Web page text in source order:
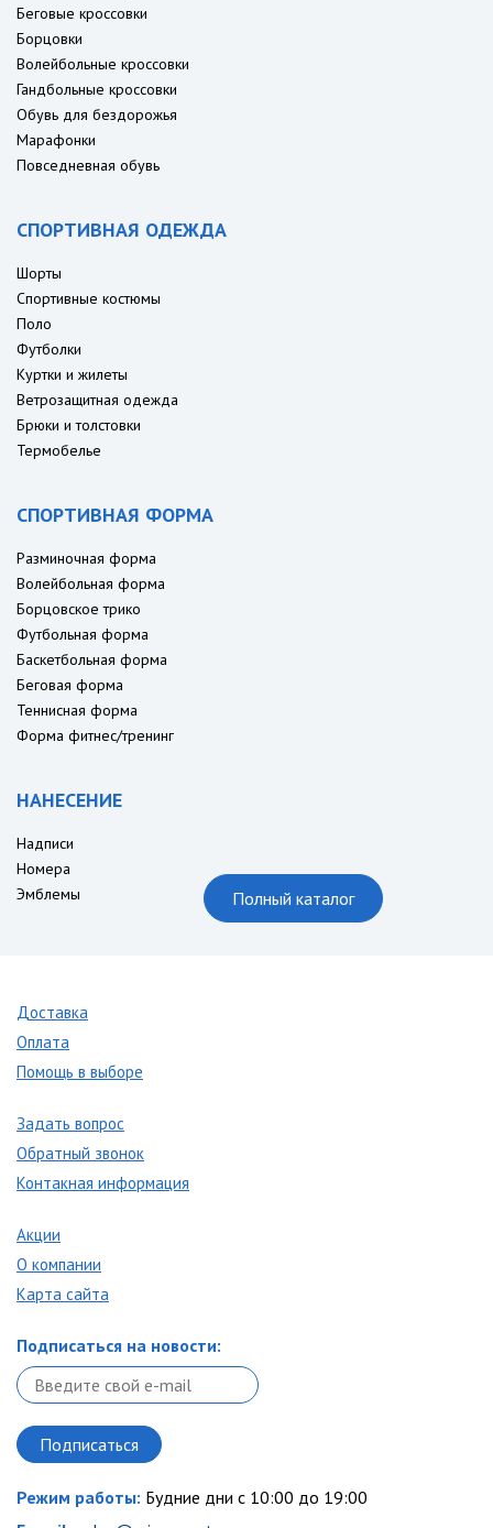
Беговые кроссовки
Борцовки
Волейбольные кроссовки
Гандбольные кроссовки
Обувь для бездорожья
Марафонки
Повседневная обувь
СПОРТИВНАЯ ОДЕЖДА
Шорты
Спортивные костюмы
Поло
Футболки
Куртки и жилеты
Ветрозащитная одежда
Брюки и толстовки
Термобелье
СПОРТИВНАЯ ФОРМА
Разминочная форма
Волейбольная форма
Борцовское трико
Футбольная форма
Баскетбольная форма
Беговая форма
Теннисная форма
Форма фитнес/тренинг
НАНЕСЕНИЕ
Надписи
Номера
Эмблемы
Полный каталог
Доставка
Оплата
Помощь в выборе
Задать вопрос
Обратный звонок
Контакная информация
Акции
О компании
Карта сайта
Подписаться на новости:
Режим работы: Будние дни с 10:00 до 19:00